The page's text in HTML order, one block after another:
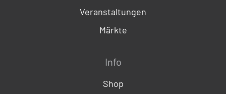
Veranstaltungen
Märkte
Info
Shop